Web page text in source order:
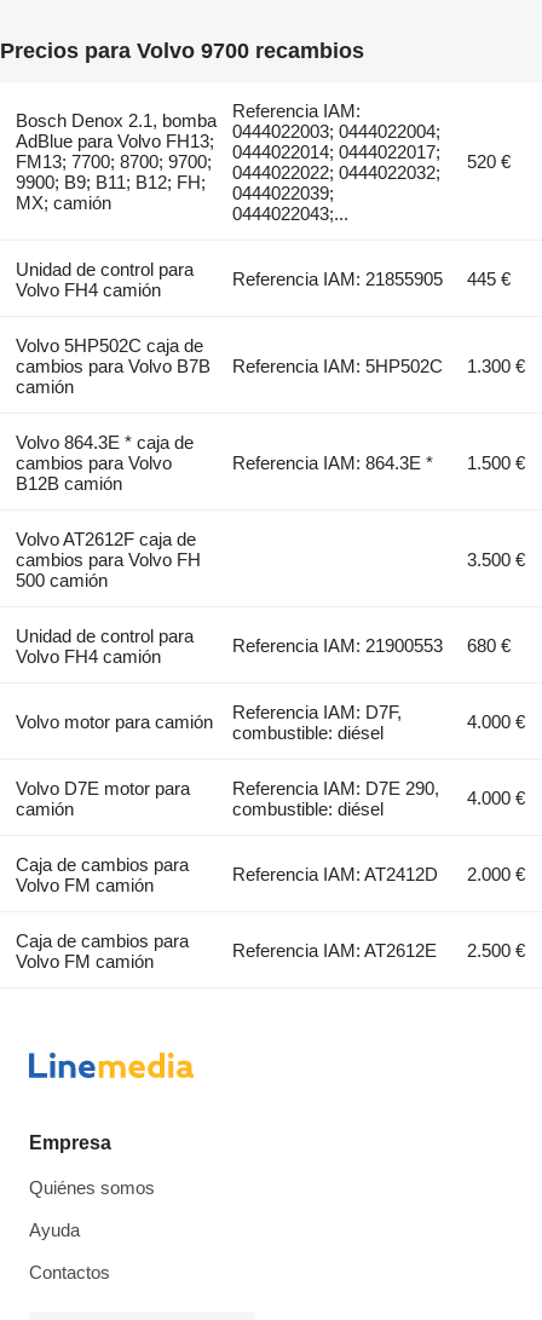
Precios para Volvo 9700 recambios
Bosch Denox 2.1, bomba
AdBlue para Volvo FH13;
FM13; 7700; 8700; 9700;
9900; B9; B11; B12; FH;
MX; camión
Referencia IAM:
0444022003; 0444022004;
0444022014; 0444022017;
0444022022; 0444022032;
0444022039;
0444022043;...
520 €
Unidad de control para
Volvo FH4 camión
Referencia IAM: 21855905 445 €
Volvo 5HP502C caja de
cambios para Volvo B7B
camión
Referencia IAM: 5HP502C 1.300 €
Volvo 864.3E * caja de
cambios para Volvo
B12B camión
Referencia IAM: 864.3E * 1.500 €
Volvo AT2612F caja de
cambios para Volvo FH
500 camión
3.500 €
Unidad de control para
Volvo FH4 camión
Referencia IAM: 21900553 680 €
Volvo motor para camión
Referencia IAM: D7F,
combustible: diésel
4.000 €
Volvo D7E motor para
camión
Referencia IAM: D7E 290,
combustible: diésel
4.000 €
Caja de cambios para
Volvo FM camión
Referencia IAM: AT2412D 2.000 €
Caja de cambios para
Volvo FM camión
Referencia IAM: AT2612E 2.500 €
Empresa
Quiénes somos
Ayuda
Contactos